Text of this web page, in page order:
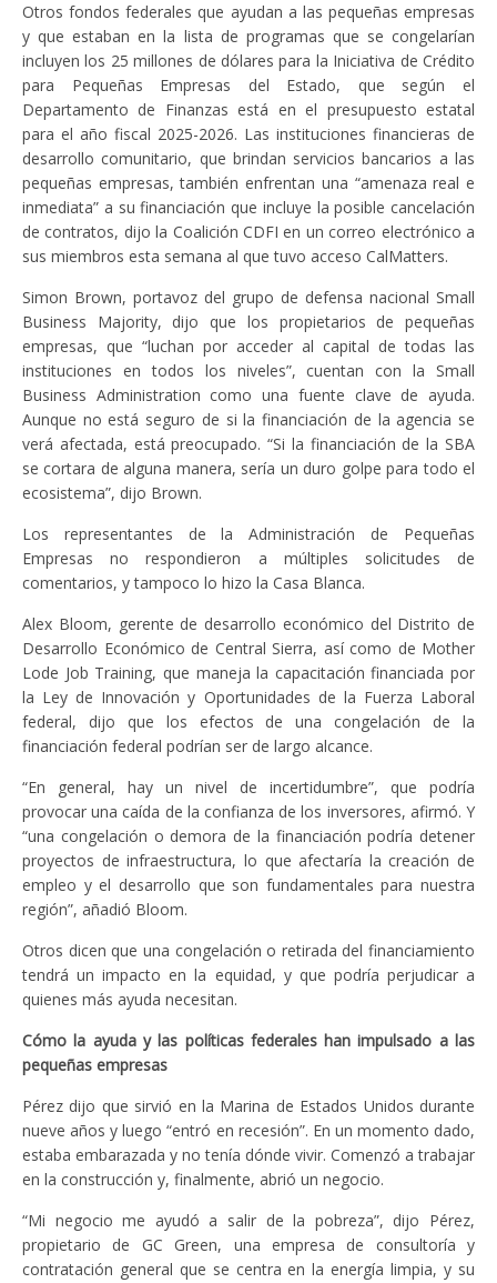
Otros fondos federales que ayudan a las pequeñas empresas
y que estaban en la lista de programas que se congelarían
incluyen los 25 millones de dólares para la Iniciativa de Crédito
para Pequeñas Empresas del Estado, que según el
Departamento de Finanzas está en el presupuesto estatal
para el año fiscal 2025-2026. Las instituciones financieras de
desarrollo comunitario, que brindan servicios bancarios a las
pequeñas empresas, también enfrentan una “amenaza real e
inmediata” a su financiación que incluye la posible cancelación
de contratos, dijo la Coalición CDFI en un correo electrónico a
sus miembros esta semana al que tuvo acceso CalMatters.
Simon Brown, portavoz del grupo de defensa nacional Small
Business Majority, dijo que los propietarios de pequeñas
empresas, que “luchan por acceder al capital de todas las
instituciones en todos los niveles”, cuentan con la Small
Business Administration como una fuente clave de ayuda.
Aunque no está seguro de si la financiación de la agencia se
verá afectada, está preocupado. “Si la financiación de la SBA
se cortara de alguna manera, sería un duro golpe para todo el
ecosistema”, dijo Brown.
Los representantes de la Administración de Pequeñas
Empresas no respondieron a múltiples solicitudes de
comentarios, y tampoco lo hizo la Casa Blanca.
Alex Bloom, gerente de desarrollo económico del Distrito de
Desarrollo Económico de Central Sierra, así como de Mother
Lode Job Training, que maneja la capacitación financiada por
la Ley de Innovación y Oportunidades de la Fuerza Laboral
federal, dijo que los efectos de una congelación de la
financiación federal podrían ser de largo alcance.
“En general, hay un nivel de incertidumbre”, que podría
provocar una caída de la confianza de los inversores, afirmó. Y
“una congelación o demora de la financiación podría detener
proyectos de infraestructura, lo que afectaría la creación de
empleo y el desarrollo que son fundamentales para nuestra
región”, añadió Bloom.
Otros dicen que una congelación o retirada del financiamiento
tendrá un impacto en la equidad, y que podría perjudicar a
quienes más ayuda necesitan.
Cómo la ayuda y las políticas federales han impulsado a las
pequeñas empresas
Pérez dijo que sirvió en la Marina de Estados Unidos durante
nueve años y luego “entró en recesión”. En un momento dado,
estaba embarazada y no tenía dónde vivir. Comenzó a trabajar
en la construcción y, finalmente, abrió un negocio.
“Mi negocio me ayudó a salir de la pobreza”, dijo Pérez,
propietario de GC Green, una empresa de consultoría y
contratación general que se centra en la energía limpia, y su